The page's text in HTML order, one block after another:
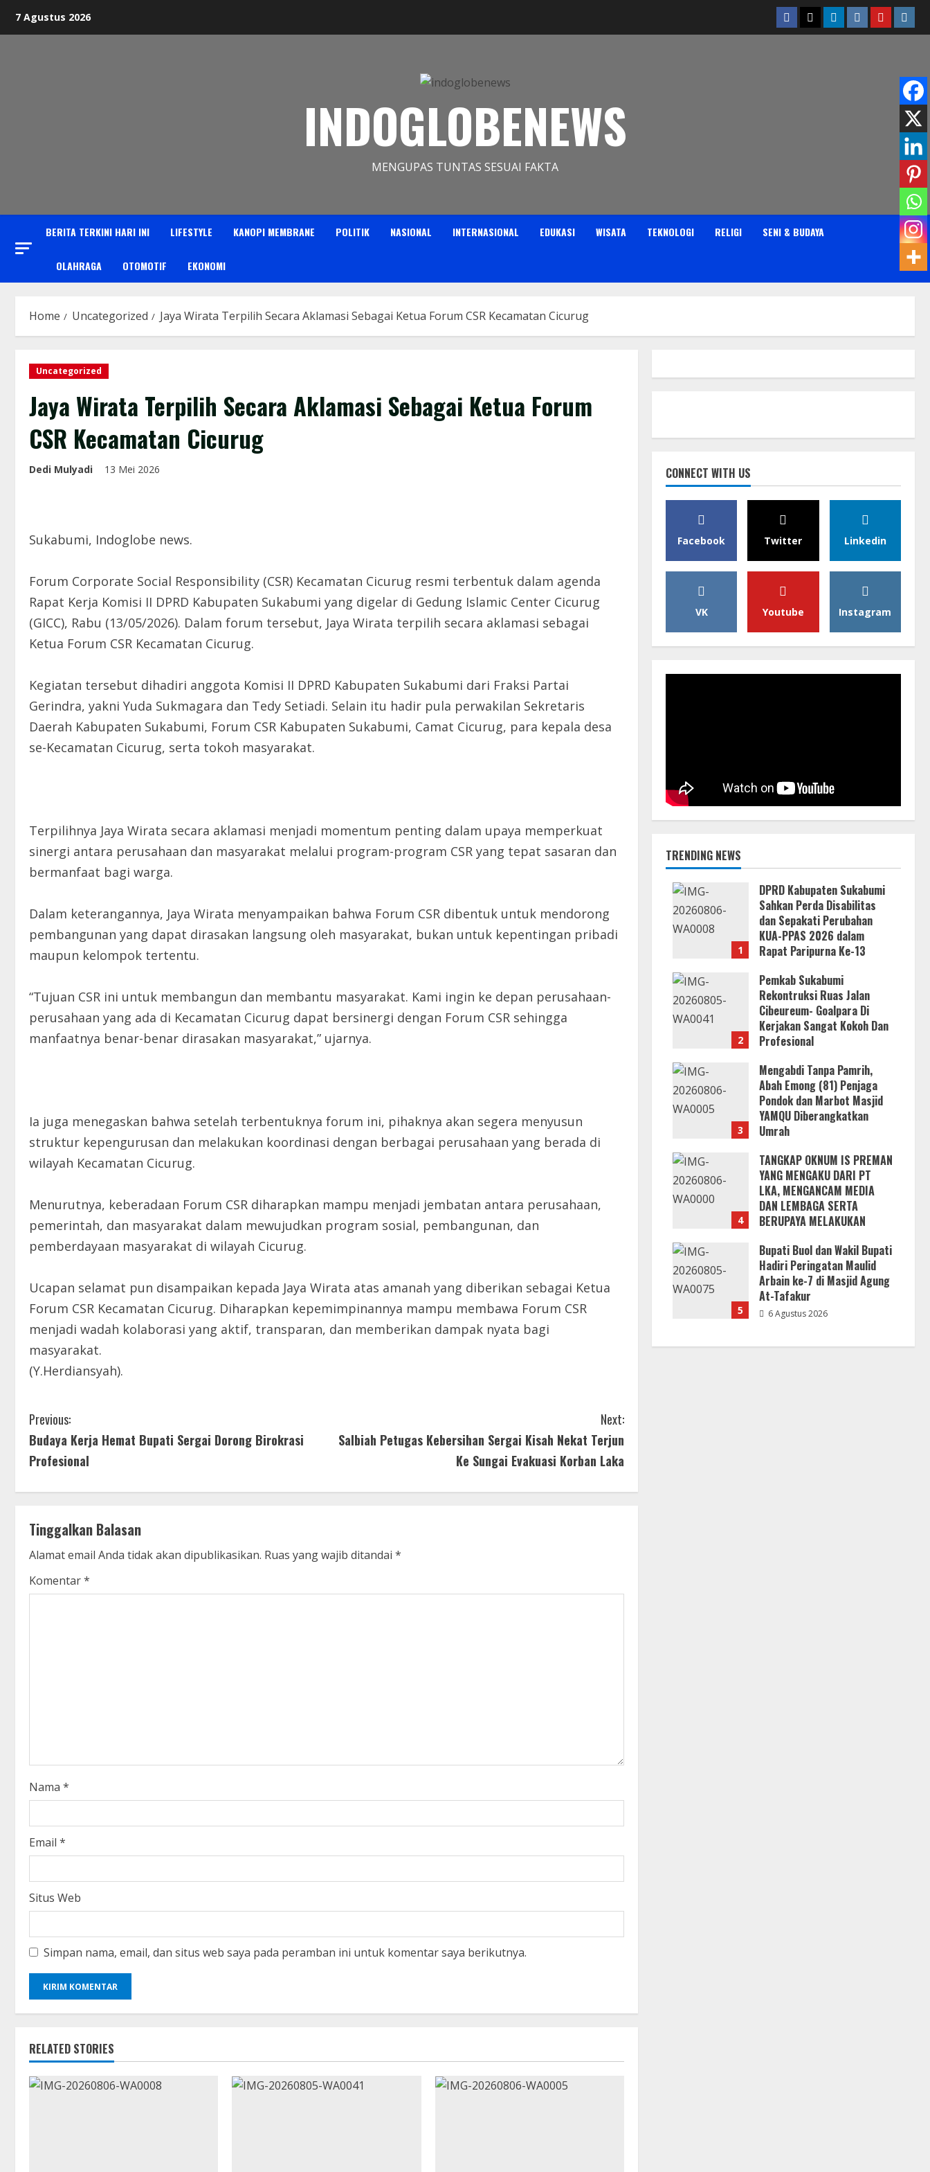
7 Agustus 2026 Facebook
TwitterLinkedin
VK Youtube
INDOGLOBENEWS
MENGUPAS TUNTAS SESUAI FAKTA
BERITA TERKINI HARI INI LIFESTYLE KANOPI MEMBRANE POLITIK NASIONAL INTERNASIONAL EDUKASI WISATA TEKNOLOGI RELIGI SENI & BUDAYA
OLAHRAGA OTOMOTIF EKONOMI
Home Uncategorized Jaya Wirata Terpilih Secara Aklamasi Sebagai Ketua Forum CSR Kecamatan Cicurug
Uncategorized
Jaya Wirata Terpilih Secara Aklamasi Sebagai Ketua Forum
CSR Kecamatan Cicurug
Dedi Mulyadi 13 Mei 2026
Sukabumi, Indoglobe news.
Forum Corporate Social Responsibility (CSR) Kecamatan Cicurug resmi terbentuk dalam agenda
Rapat Kerja Komisi II DPRD Kabupaten Sukabumi yang digelar di Gedung Islamic Center Cicurug
(GICC), Rabu (13/05/2026). Dalam forum tersebut, Jaya Wirata terpilih secara aklamasi sebagai
Ketua Forum CSR Kecamatan Cicurug.
Kegiatan tersebut dihadiri anggota Komisi II DPRD Kabupaten Sukabumi dari Fraksi Partai
Gerindra, yakni Yuda Sukmagara dan Tedy Setiadi. Selain itu hadir pula perwakilan Sekretaris
Daerah Kabupaten Sukabumi, Forum CSR Kabupaten Sukabumi, Camat Cicurug, para kepala desa
se-Kecamatan Cicurug, serta tokoh masyarakat.
Terpilihnya Jaya Wirata secara aklamasi menjadi momentum penting dalam upaya memperkuat
sinergi antara perusahaan dan masyarakat melalui program-program CSR yang tepat sasaran dan
bermanfaat bagi warga.
Dalam keterangannya, Jaya Wirata menyampaikan bahwa Forum CSR dibentuk untuk mendorong
pembangunan yang dapat dirasakan langsung oleh masyarakat, bukan untuk kepentingan pribadi
maupun kelompok tertentu.
“Tujuan CSR ini untuk membangun dan membantu masyarakat. Kami ingin ke depan perusahaan-
perusahaan yang ada di Kecamatan Cicurug dapat bersinergi dengan Forum CSR sehingga
manfaatnya benar-benar dirasakan masyarakat,” ujarnya.
Ia juga menegaskan bahwa setelah terbentuknya forum ini, pihaknya akan segera menyusun
struktur kepengurusan dan melakukan koordinasi dengan berbagai perusahaan yang berada di
wilayah Kecamatan Cicurug.
Menurutnya, keberadaan Forum CSR diharapkan mampu menjadi jembatan antara perusahaan,
pemerintah, dan masyarakat dalam mewujudkan program sosial, pembangunan, dan
pemberdayaan masyarakat di wilayah Cicurug.
Ucapan selamat pun disampaikan kepada Jaya Wirata atas amanah yang diberikan sebagai Ketua
Forum CSR Kecamatan Cicurug. Diharapkan kepemimpinannya mampu membawa Forum CSR
menjadi wadah kolaborasi yang aktif, transparan, dan memberikan dampak nyata bagi
masyarakat.
(Y.Herdiansyah).
C
o
i
n
u
i
n
g
Previous:
Budaya Kerja Hemat Bupati Sergai Dorong Birokrasi
Profesional
Next:
Salbiah Petugas Kebersihan Sergai Kisah Nekat Terjun
Ke Sungai Evakuasi Korban Laka
Tinggalkan Balasan
Alamat email Anda tidak akan dipublikasikan. Ruas yang wajib ditandai *
Komentar*
Nama *
Email *
Situs Web
Simpan nama, email, dan situs web saya pada peramban ini untuk komentar saya berikutnya.
RELATED STORIES
CONNECT WITH US
Facebook Twitter Linkedin
VK Youtube Instagram
TRENDING NEWS
1
DPRD Kabupaten Sukabumi
Sahkan Perda Disabilitas
dan Sepakati Perubahan
KUA-PPAS 2026 dalam
Rapat Paripurna Ke-13
2
Pemkab Sukabumi
Rekontruksi Ruas Jalan
Cibeureum- Goalpara Di
Kerjakan Sangat Kokoh Dan
Profesional
3
Mengabdi Tanpa Pamrih,
Abah Emong (81) Penjaga
Pondok dan Marbot Masjid
YAMQU Diberangkatkan
Umrah
4
TANGKAP OKNUM IS PREMAN
YANG MENGAKU DARI PT
LKA, MENGANCAM MEDIA
DAN LEMBAGA SERTA
BERUPAYA MELAKUKAN
6 Agustus 2026
5
Bupati Buol dan Wakil Bupati
Hadiri Peringatan Maulid
Arbain ke-7 di Masjid Agung
At-Tafakur
6 Agustus 2026